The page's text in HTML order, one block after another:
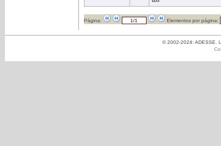
Página: Elementos por página:
© 2002-2024: ADESSE.